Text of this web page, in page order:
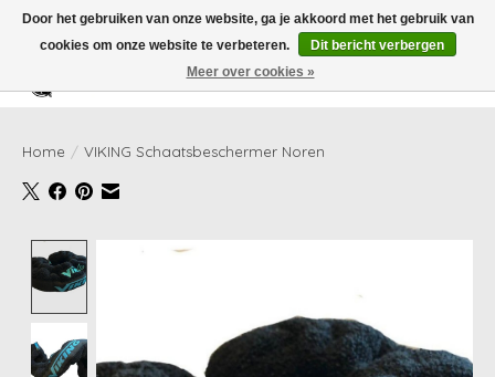
Verlanglijst
Home / VIKING Schaatsbeschermer Noren
Product image slideshow Items
Door het gebruiken van onze website, ga je akkoord met het gebruik van
cookies om onze website te verbeteren.
Dit bericht verbergen
Meer over cookies »